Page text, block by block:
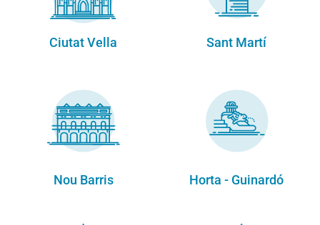
Ciutat Vella Sant Martí
Nou Barris Horta - Guinardó